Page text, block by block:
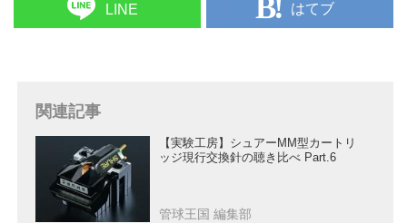
LINE はてブ
関連記事
【実験工房】シュアーMM型カートリ
ッジ現行交換針の聴き比べ Part.6
管球王国 編集部